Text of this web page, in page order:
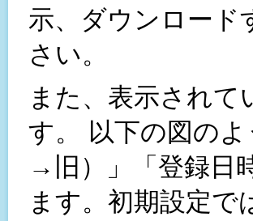
示、ダウンロード
さい。
また、表示され
す。 以下の図の
→旧）」「登録日
ます。初期設定